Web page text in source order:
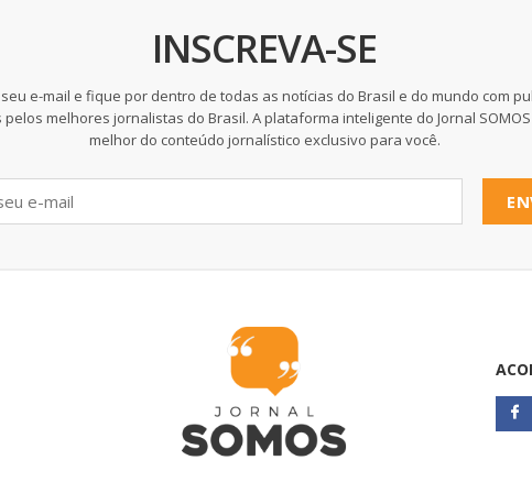
INSCREVA-SE
e-mail e fique por dentro de todas as notícias do Brasil e do mundo com
melhores jornalistas do Brasil. A plataforma inteligente do Jornal
melhor do conteúdo jornalístico exclusivo para você.